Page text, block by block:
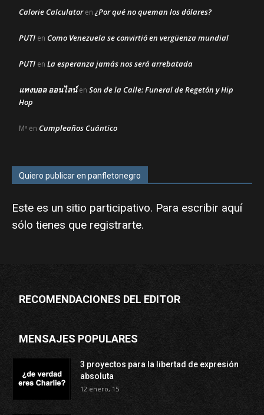
Calorie Calculatoren¿Por qué no queman los dólares?
PUTI en Como Venezuela se convirtió en vergüenza mundial
PUTI en La esperanza jamás nos será arrebatada
แทงบอล ออนไลน์en Son de la Calle: Funeral de Regetón y Hip
Hop
Mª en Cumpleaños Cuántico
Quiero publicar en panfletonegro
Este es un sitio participativo. Para escribir aquí
sólo tienes que registrarte.
RECOMENDACIONES DEL EDITOR
MENSAJES POPULARES
3 proyectos para la libertad de expresión
absoluta
12 enero, 15